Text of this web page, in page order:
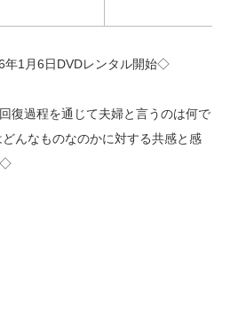
1月6日DVDレンタル開始◇
復過程を通じて夫婦と言うのは何で
んなものなのかに対する共感と感
◇